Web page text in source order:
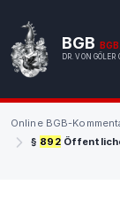
BGB
DR. VON
Online BGB-
§ 892